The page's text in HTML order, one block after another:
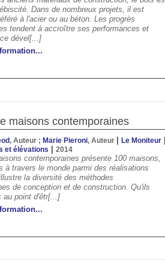
Dans de nombreux projets, il est
à l'acier ou au béton. Les progrès
tendent à accroître ses performances et
dével[...]
maisons contemporaines
, Auteur ;Marie Pieroni, Auteur |Le Moniteur
et élévations |2014
contemporaines présente 100 maisons,
à travers le monde parmi des réalisations
la diversité des méthodes
de conception et de construction. Qu'ils
au point d'êtr[...]